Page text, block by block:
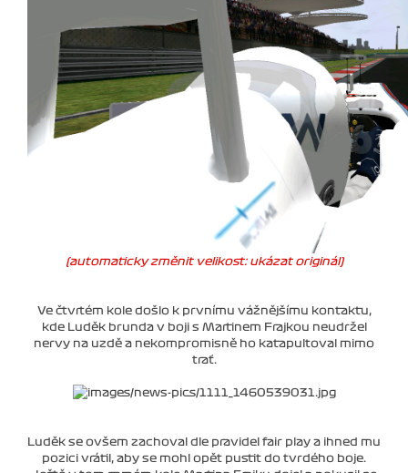
(automaticky změnit velikost: ukázat originál)
Ve čtvrtém kole došlo k prvnímu vážnějšímu kontaktu,
kde Luděk brunda v boji s Martinem Frajkou neudržel
nervy na uzdě a nekompromisně ho katapultoval mimo
trať.
Luděk se ovšem zachoval dle pravidel fair play a ihned mu
pozici vrátil, aby se mohl opět pustit do tvrdého boje.